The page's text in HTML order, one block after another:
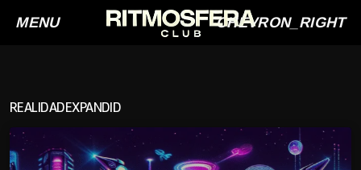
MENU CHEVRON_RIGHT
REALIDADEXPANDID